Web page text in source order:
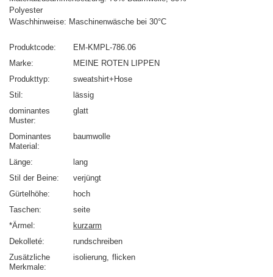
Polyester
Waschhinweise: Maschinenwäsche bei 30°C
Produktcode
EM-KMPL-786.06
Marke
MEINE ROTEN LIPPEN
Produkttyp
sweatshirt+Hose
Stil
lässig
dominantes
Muster
glatt
Dominantes
Material
baumwolle
Länge
lang
Stil der Beine
verjüngt
Gürtelhöhe
hoch
Taschen
seite
*Ärmel
kurzarm
Dekolleté
rundschreiben
Zusätzliche
Merkmale
isolierung flicken